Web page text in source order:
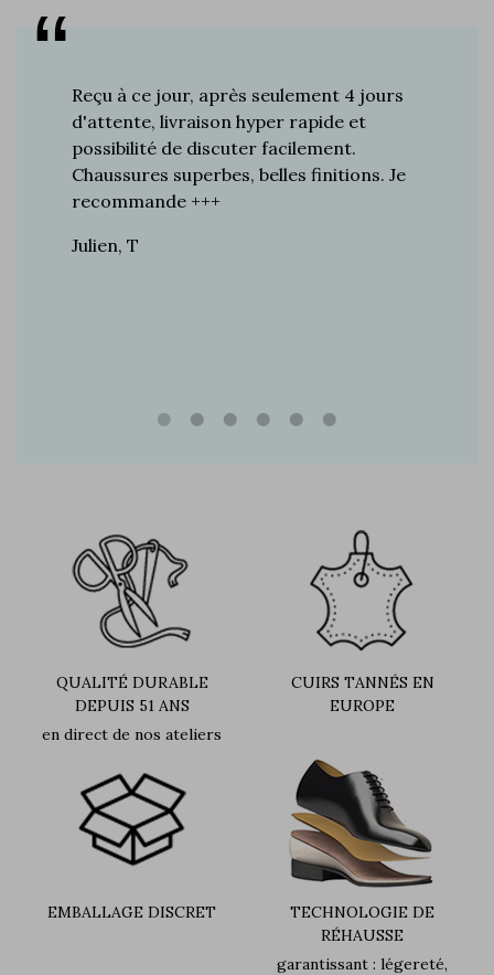
Reçu à ce jour, après seulement 4 jours
d'attente, livraison hyper rapide et
possibilité de discuter facilement.
Chaussures superbes, belles finitions. Je
recommande +++
Julien, T
QUALITÉ DURABLE
DEPUIS 51 ANS
en direct de nos ateliers
CUIRS TANNÉS EN
EUROPE
EMBALLAGE DISCRET
TECHNOLOGIE DE
RÉHAUSSE
garantissant : légereté,